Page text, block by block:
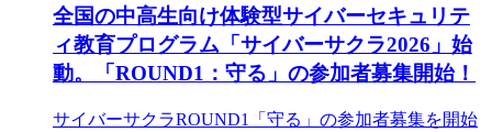
全国の中高生向け体験型サイバーセキュリテ
ィ教育プログラム「サイバーサクラ2026」始
動。「ROUND1：守る」の参加者募集開始！
サイバーサクラROUND1「守る」の参加者募集を開始